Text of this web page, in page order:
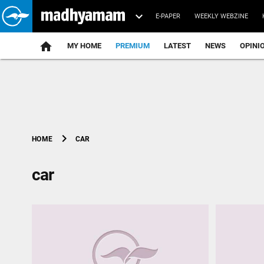
E-PAPER WEEKLY WEBZINE
home MY HOME PREMIUM LATEST NEWS
HOME chevron_right CAR
car